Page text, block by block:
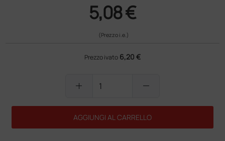
5,08 €
(Prezzo i.e.)
Prezzo ivato 6,20 €
add remove
AGGIUNGI AL CARRELLO